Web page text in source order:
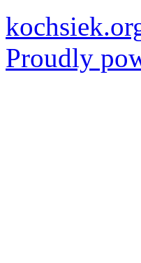
Proudly